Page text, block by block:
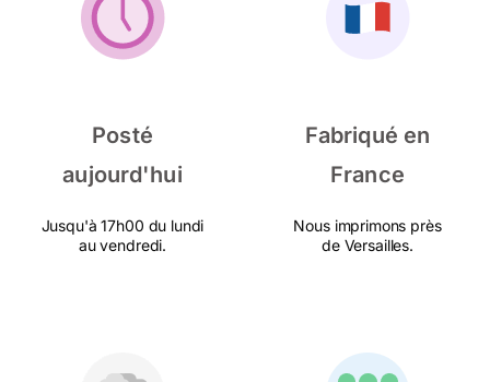
Posté
aujourd'hui
Jusqu'à 17h00 du lundi
au vendredi.
Fabriqué en
France
Nous imprimons près
de Versailles.